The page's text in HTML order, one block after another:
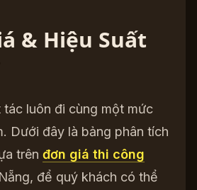
& Hiệu Suất
luôn đi cùng một mức
Dưới đây là bảng phân tích
trên đơn giá thi công
để quý khách có thể